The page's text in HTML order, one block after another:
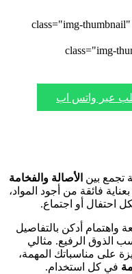
" class="img-thumbnail"
" class="img-
عبر واتس اب
تجمع بين الأصالة والفخامة
فائقة من أجود المواد،
احتفال أو اجتماع.
أدكن بالتفاصيل
الذوق الرفيع. مثالي
على مناسباتك المهمة،
في كل استخدام.